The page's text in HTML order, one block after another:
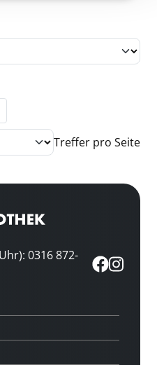
Treffer pro Seite
0316 872-